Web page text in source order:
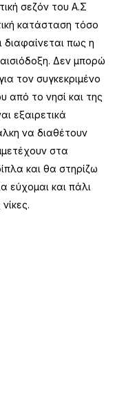
σεζόν του Α.Σ
κατάσταση τόσο
διαφαίνεται πως η
Δεν μπορώ
τον συγκεκριμένο
από το νησί και της
εξαιρετικά
να διαθέτουν
στα
και θα στηρίζω
εύχομαι και πάλι